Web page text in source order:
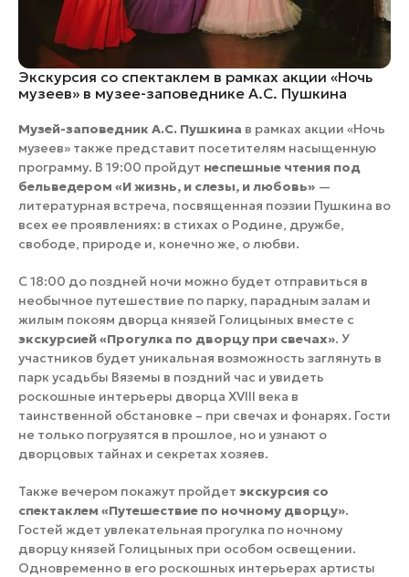
Экскурсия со спектаклем в рамках акции «Ночь
музеев» в музее-заповеднике А.С. Пушкина
Музей-заповедник А.С. Пушкина в рамках акции «Ночь
музеев» также представит посетителям насыщенную
программу. В 19:00 пройдут неспешные чтения под
бельведером «И жизнь, и слезы, и любовь» —
литературная встреча, посвященная поэзии Пушкина во
всех ее проявлениях: в стихах о Родине, дружбе,
свободе, природе и, конечно же, о любви.
С 18:00 до поздней ночи можно будет отправиться в
необычное путешествие по парку, парадным залам и
жилым покоям дворца князей Голицыных вместе с
экскурсией «Прогулка по дворцу при свечах». У
участников будет уникальная возможность заглянуть в
парк усадьбы Вяземы в поздний час и увидеть
роскошные интерьеры дворца ХVIII века в
таинственной обстановке – при свечах и фонарях. Гости
не только погрузятся в прошлое, но и узнают о
дворцовых тайнах и секретах хозяев.
Также вечером покажут пройдет экскурсия со
спектаклем «Путешествие по ночному дворцу».
Гостей ждет увлекательная прогулка по ночному
дворцу князей Голицыных при особом освещении.
Одновременно в его роскошных интерьерах артисты